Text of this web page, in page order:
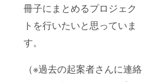
冊子にまとめるプロジェク
トを行いたいと思っていま
す。
（※過去の起案者さんに連絡